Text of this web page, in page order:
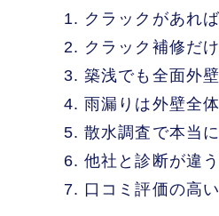
1. クラックがあれ
2. クラック補修だ
3. 築浅でも全面外
4. 雨漏りは外壁全
5. 散水調査で本当
6. 他社と診断が違
7. 口コミ評価の高